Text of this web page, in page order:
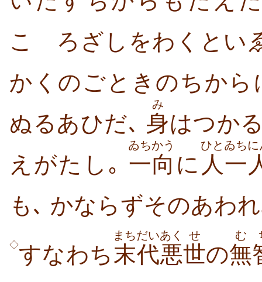
こゝろざしをわくとい
かくのごときのちか
ぬるあひだ､ 身
み
はつか
えがたし｡ 一向
ゐちかう
に 人
ひと
一
ゐちに
も､ かならずそのあわ
◇すなわち 末代
まちだい
悪
あく
世
せ
の無
む